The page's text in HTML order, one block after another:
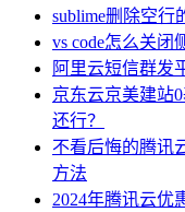
sublime删除空行
vs code怎么关闭
阿里云短信群发
京东云京美建站
还行？
不看后悔的腾讯
方法
2024年腾讯云优